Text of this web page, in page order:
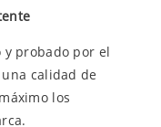
y probado por el
calidad de
los